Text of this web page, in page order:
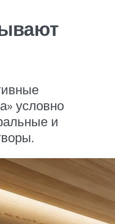
условно
и